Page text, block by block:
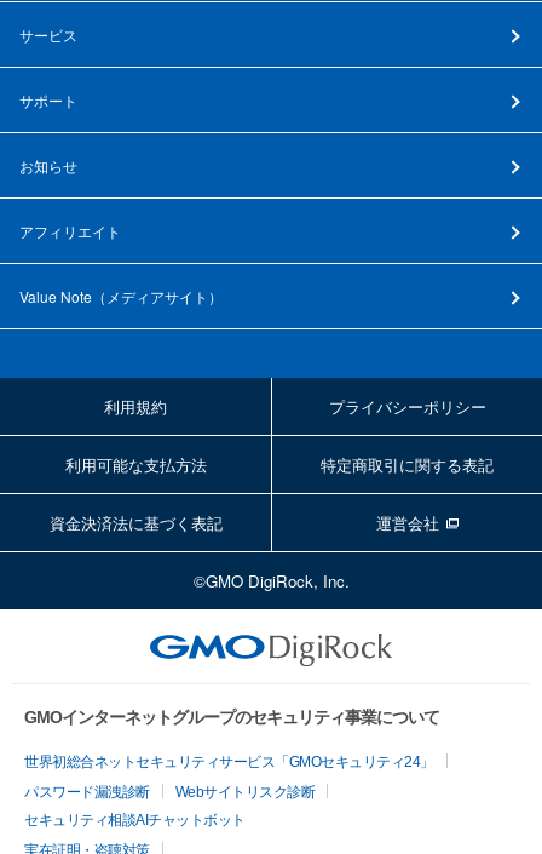
サービス
サポート
お知らせ
アフィリエイト
Value Note（ メディアサイト ）
利用規約 プライバシーポリシー
利用可能な支払方法 特定商取引に関する表記
資金決済法に基づく表記 運営会社
©GMO DigiRock, Inc.
GMOインターネットグループのセキュリティ事業について
世界初総合ネットセキュリティサービス「GMOセキュリティ24」
パスワード漏洩診断
Webサイトリスク診断
セキュリティ相談AIチャットボット
実在証明・盗聴対策